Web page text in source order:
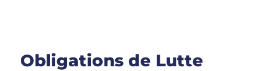
Obligations de Lutte